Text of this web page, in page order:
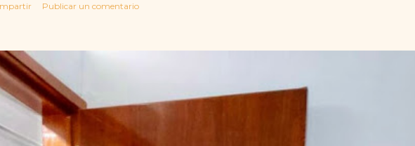
Publicar un comentario